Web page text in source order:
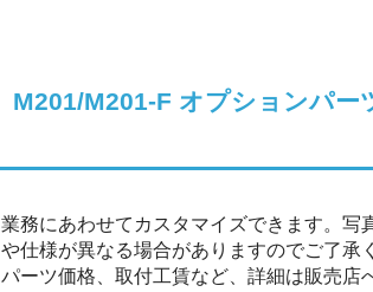
M201/M201-F オプションパー
業務にあわせてカスタマイズできます。写
や仕様が異なる場合がありますのでご了承
パーツ価格、取付工賃など、詳細は販売店